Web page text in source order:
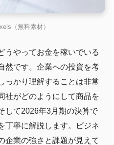
（無料素材）
うやってお金を稼いでいる
然です。企業への投資を考
っかり理解することは非常
社がどのようにして商品を
して2026年3月期の決算で
丁寧に解説します。ビジネ
企業の強さと課題が見えて